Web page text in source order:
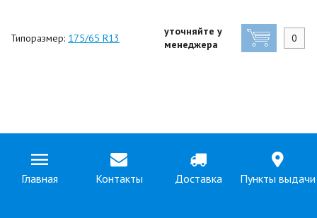
Типоразмер: 175/65 R13
уточняйте у
менеджера
Главная Контакты Доставка Пункты выдачи